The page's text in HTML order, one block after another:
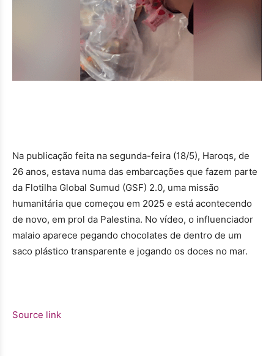
Na publicação feita na segunda-feira (18/5), Haroqs, de
26 anos, estava numa das embarcações que fazem parte
da Flotilha Global Sumud (GSF) 2.0, uma missão
humanitária que começou em 2025 e está acontecendo
de novo, em prol da Palestina. No vídeo, o influenciador
malaio aparece pegando chocolates de dentro de um
saco plástico transparente e jogando os doces no mar.
Source link